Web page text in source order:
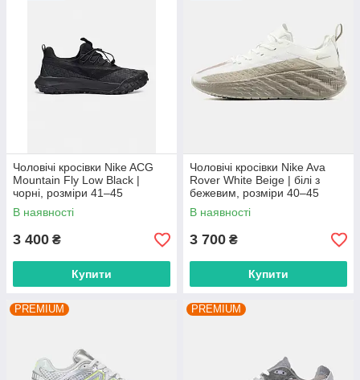
Чоловічі кросівки Nike ACG
Mountain Fly Low Black |
чорні, розміри 41–45
В наявності
3 400 ₴
Купити
Чоловічі кросівки Nike Ava
Rover White Beige | білі з
бежевим, розміри 40–45
В наявності
3 700 ₴
Купити
PREMIUM PREMIUM